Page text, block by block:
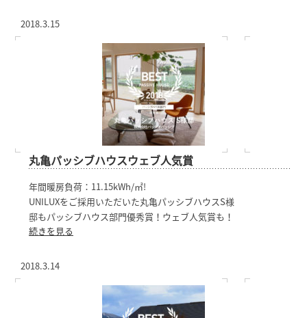
2018.3.15
丸亀パッシブハウスウェブ人気賞
年間暖房負荷：11.15kWh/㎡!
UNILUXをご採用いただいた丸亀パッシブハウスS様
邸もパッシブハウス部門優秀賞！ウェブ人気賞も！
続きを見る
2018.3.14